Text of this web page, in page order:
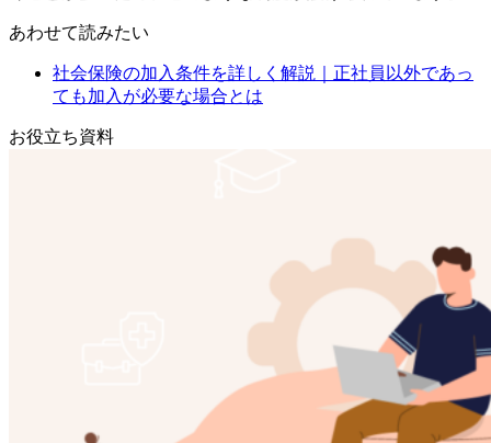
あわせて読みたい
社会保険の加入条件を詳しく解説｜正社員以外であっ
ても加入が必要な場合とは
お役立ち資料